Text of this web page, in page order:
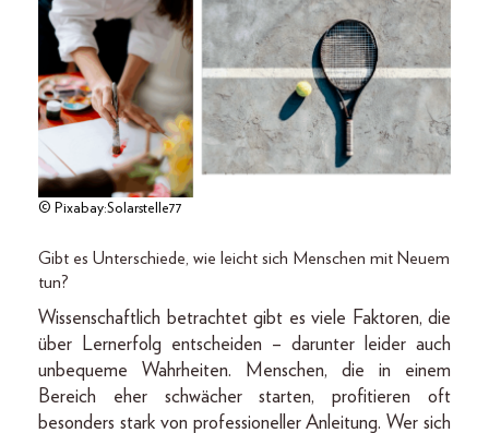
© Pixabay:Solarstelle77
Gibt es Unterschiede, wie leicht sich Menschen mit Neuem
tun?
Wissenschaftlich betrachtet gibt es viele Faktoren, die
über Lernerfolg entscheiden – darunter leider auch
unbequeme Wahrheiten. Menschen, die in einem
Bereich eher schwächer starten, profitieren oft
besonders stark von professioneller Anleitung. Wer sich